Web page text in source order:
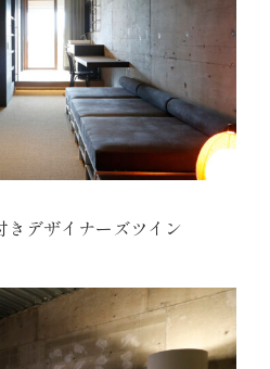
きデザイナーズツイン